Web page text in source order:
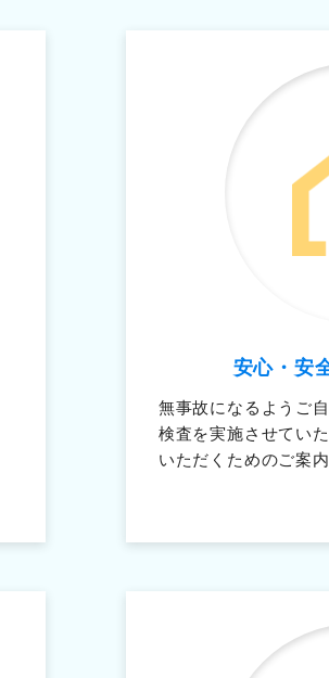
安心・安
無事故になるようご
検査を実施させてい
いただくためのご案